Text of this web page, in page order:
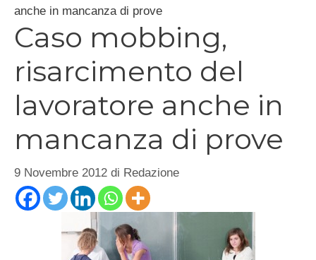
anche in mancanza di prove
Caso mobbing,
risarcimento del
lavoratore anche in
mancanza di prove
9 Novembre 2012 di Redazione